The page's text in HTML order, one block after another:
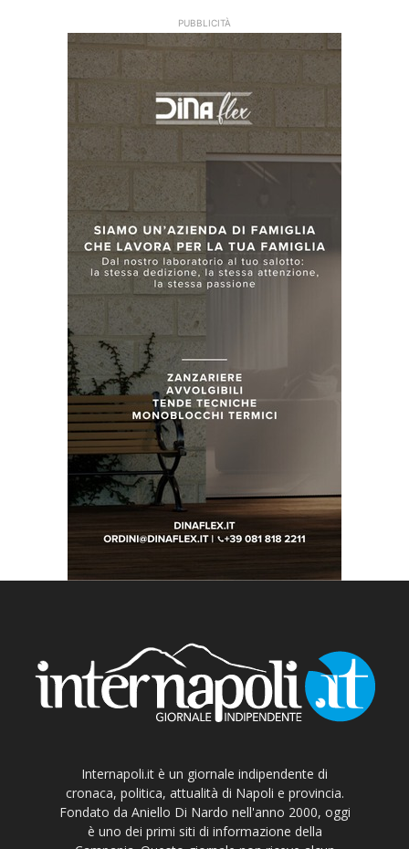
PUBBLICITÀ
Internapoli.it è un giornale indipendente di
cronaca, politica, attualità di Napoli e provincia.
Fondato da Aniello Di Nardo nell'anno 2000, oggi
è uno dei primi siti di informazione della